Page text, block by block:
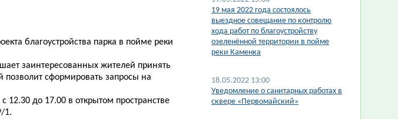
благоустройства парка в пойме реки
заинтересованных жителей принять
позволит сформировать запросы на
12.30 до 17.00 в открытом пространстве
1.
19 мая 2022 года состоялось
выездное совещание по контролю
хода работ по благоустройству
озеленённой территории в пойме
реки Каменка
18.05.2022 13:00
Уведомление о санитарных работах в
сквере «Первомайский»